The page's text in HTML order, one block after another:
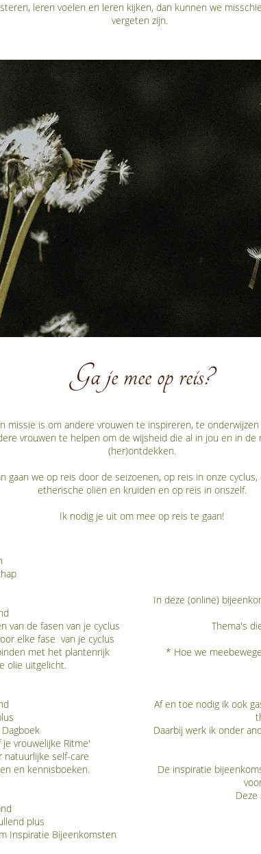
leren voelen en leren kijken, dan kunnen we
vergeten zijn.
Ga je mee op reis?
missie is om andere vrouwen te inspireren, te
vrouwen te helpen om de wijsheid die al in jou en in de
(her)ontdekken.
gaan we op reis door de seizoenen, op reis in onze
etherische oliën en kruiden en op reis in onszelf.
Ik nodig je uit om mee op reis te gaan!
van de fasen van je cyclus
elke fase van je cyclus
met het plantenrijk
olie uitgelicht.
vrouwelijke Ritme'
natuurlijke self-care
en kennisboeken.
plus
Inspiratie Bijeenkomsten
In deze (online)
Thema's
* Hoe we
Af en toe nodig ik ook
Daarbij werk ik onder
De inspiratie
Deze